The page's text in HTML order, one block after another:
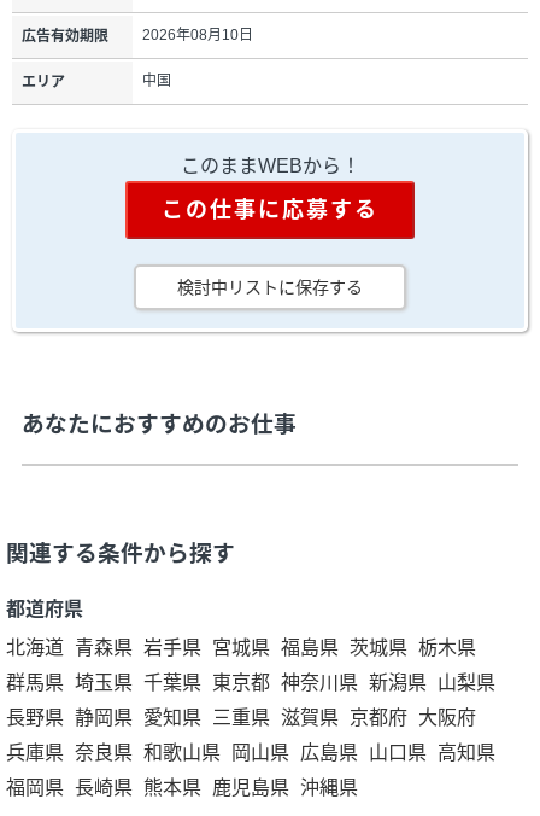
広告有効期限 2026年08月10日
エリア 中国
このままWEBから！
この仕事に応募する
検討中リストに保存する
あなたにおすすめのお仕事
関連する条件から探す
都道府県
北海道 青森県 岩手県 宮城県 福島県 茨城県 栃木県
群馬県 埼玉県 千葉県 東京都 神奈川県 新潟県 山梨県
長野県 静岡県 愛知県 三重県 滋賀県 京都府 大阪府
兵庫県 奈良県 和歌山県 岡山県 広島県 山口県 高知県
福岡県 長崎県 熊本県 鹿児島県 沖縄県